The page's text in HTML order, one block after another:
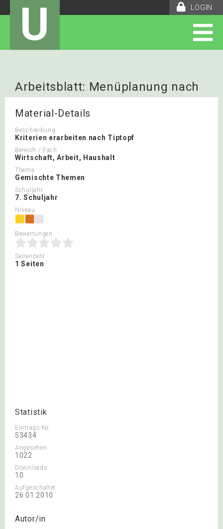
LOGIN
U
Arbeitsblatt: Menüplanung nach
Tiptopf
Material-Details
Beschreibung
Kriterien erarbeiten nach Tiptopf
Bereich / Fach
Wirtschaft, Arbeit, Haushalt
Thema
Gemischte Themen
Schuljahr
7. Schuljahr
Niveau
Bewertungen
Seitenzahl
1 Seiten
Statistik
Eintrags-Nr.
53434
Angesehen
1022
Downloads
10
Aufgeschaltet
26.01.2010
Autor/in